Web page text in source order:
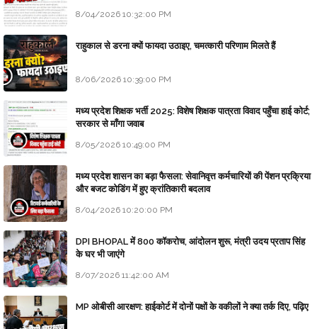
8/04/2026 10:32:00 PM
राहुकाल से डरना क्यों फायदा उठाइए, चमत्कारी परिणाम मिलते हैं
8/06/2026 10:39:00 PM
मध्य प्रदेश शिक्षक भर्ती 2025: विशेष शिक्षक पात्रता विवाद पहुँचा हाई कोर्ट;
सरकार से माँगा जवाब
8/05/2026 10:49:00 PM
मध्य प्रदेश शासन का बड़ा फैसला: सेवानिवृत्त कर्मचारियों की पेंशन प्रक्रिया
और बजट कोडिंग में हुए क्रांतिकारी बदलाव
8/04/2026 10:20:00 PM
DPI BHOPAL में 800 कॉकरोच, आंदोलन शुरू, मंत्री उदय प्रताप सिंह
के घर भी जाएंगे
8/07/2026 11:42:00 AM
MP ओबीसी आरक्षण: हाईकोर्ट में दोनों पक्षों के वकीलों ने क्या तर्क दिए, पढ़िए